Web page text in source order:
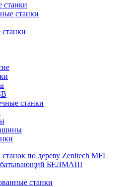
станки
станки
станки
по дереву Zenitech MFL
БЕЛМАШ
станки